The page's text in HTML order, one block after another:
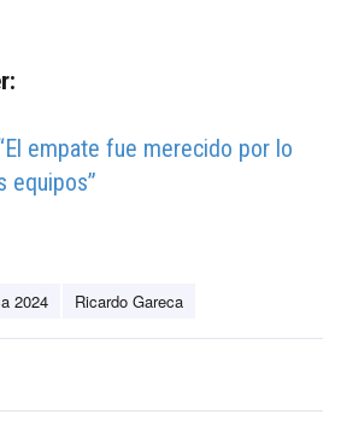
empate fue merecido por lo
equipos”
2024 Ricardo Gareca